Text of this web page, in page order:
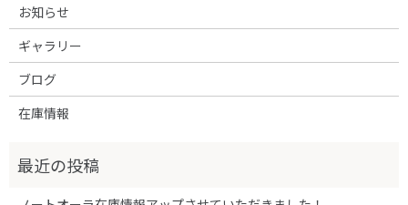
お知らせ
ギャラリー
ブログ
在庫情報